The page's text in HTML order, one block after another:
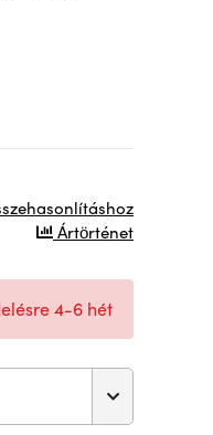
Ártörténet
4-6 hét